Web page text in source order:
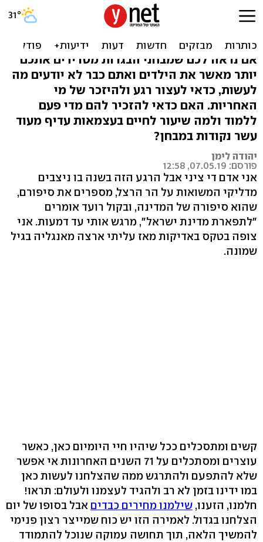
דילמה הורית: כשהילד לא
לומד לבגרויות
אם נראה לכם שמבחני הבגרות מטרידים אתכם
יותר מאשר את הילדים ואתם כבר לא יודעים מה
לעשות, כדאי לעצור רגע ולהיזכר של מי
האחריות. האם כדאי להזכיר להם מדי פעם
ללמוד ולמה שיעור לחיים בעצמאות עדיף מעוד
עשר נקודות במבחן?
יהודה לימן
פורסם: 07.05.19, 12:58
אני אדם די ציני אבל הרגע הזה בשנה בו ניצבים
מדליקי המשואות על הר הרצל, מספרים את סיפורם,
שהוא סיפורה של המדינה, ובקול רועד אומרים
"לתפארת מדינת ישראל", מרגש אותי עד דמעות. אני
צופה בטקס באדיקות מאז עליתי ארצה מאנגליה בגיל
שמונה.
קשים ומתסכלים ככל שיהיו חיי היומיום כאן, כאשר
עוצרים ומסתכלים על 71 השנים האחרונות אי אפשר
שלא להתפעם ולהתרגש ממה שהצלחנו לעשות כאן
במו ידינו בזמן לא רב ולהגיד לעצמנו ולעולם: תראו!
חלמנו, הזענו, שילמנו מחירים כבדים אבל בסופו של יום
הצלחנו בגדול. לאמירה הזו יש כוח שמייצר רצון פנימי
להמשיך הלאה, תוך תחושה עמוקה שנוכל להתמודד